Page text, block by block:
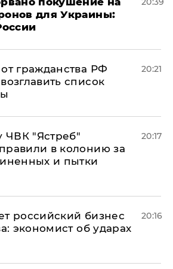
для Украины:
гражданства РФ
список
20:21
ЧВК "Ястреб"
в колонию за
и пытки
20:17
российский бизнес
экономист об ударах
20:16